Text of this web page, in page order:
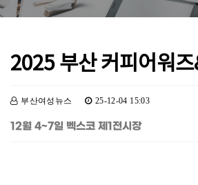
2025 부산 커피어워
부산여성뉴스 25-12-04 15:03
12월 4~7일 벡스코 제1전시장